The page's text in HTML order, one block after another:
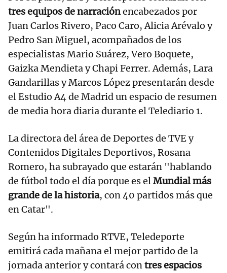
tres equipos de narraciónencabezados por
Juan Carlos Rivero, Paco Caro, Alicia Arévalo y
Pedro San Miguel, acompañados de los
especialistas Mario Suárez, Vero Boquete,
Gaizka Mendieta y Chapi Ferrer. Además, Lara
Gandarillas y Marcos López presentarán desde
el Estudio A4 de Madrid un espacio de resumen
de media hora diaria durante el Telediario 1.
La directora del área de Deportes de TVE y
Contenidos Digitales Deportivos, Rosana
Romero, ha subrayado que estarán "hablando
de fútbol todo el día porque es elMundial más
grande de la historia, con 40 partidos más que
en Catar".
Según ha informado RTVE, Teledeporte
emitirá cada mañana el mejor partido de la
jornada anterior y contará contres espacios